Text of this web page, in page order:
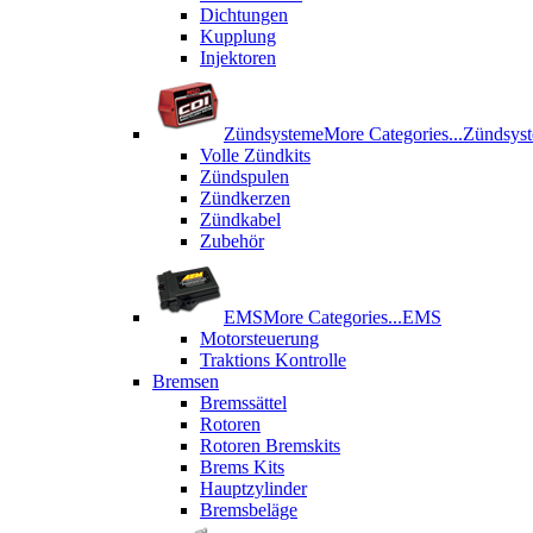
Dichtungen
Kupplung
Injektoren
ZündsystemeMore Categories...
Volle Zündkits
Zündspulen
Zündkerzen
Zündkabel
Zubehör
EMSMore Categories...EMS
Motorsteuerung
Traktions Kontrolle
Bremsen
Bremssättel
Rotoren
Rotoren Bremskits
Brems Kits
Hauptzylinder
Bremsbeläge